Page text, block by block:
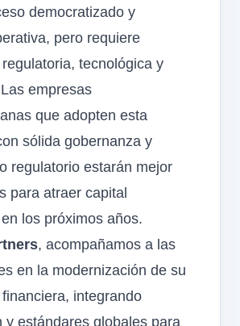
democratizado y
pero requiere
tecnológica y
empresas
que adopten esta
sólida gobernanza y
regulatorio estarán mejor
para atraer capital
los próximos años.
, acompañamos a las
en la modernización de su
integrando
y estándares globales para